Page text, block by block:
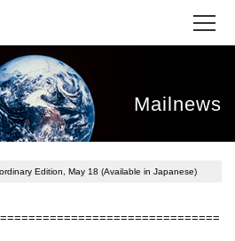
Mailnews
Edition, May 18 (Available in Japanese)